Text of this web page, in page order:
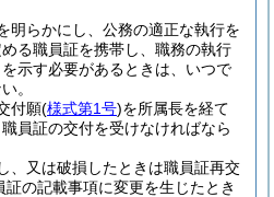
明らかにし、公務の適正な執行を
る職員証を携帯し、職務の執行
示す必要があるときは、いつで
。
付願(様式第1号)を所属長を経て
員証の交付を受けなければなら
、又は破損したときは職員証再交
証の記載事項に変更を生じたとき